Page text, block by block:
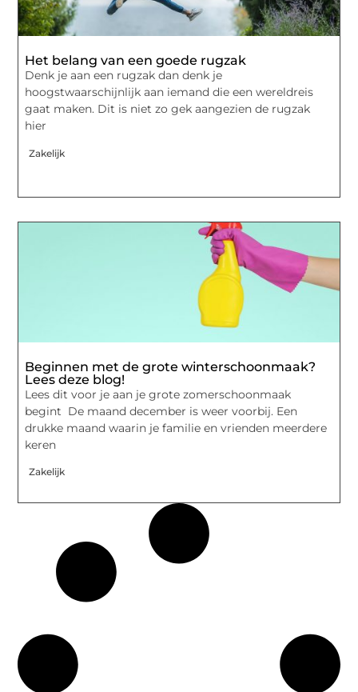
Het belang van een goede rugzak
Denk je aan een rugzak dan denk je
hoogstwaarschijnlijk aan iemand die een wereldreis
gaat maken. Dit is niet zo gek aangezien de rugzak
hier
Zakelijk
Beginnen met de grote winterschoonmaak?
Lees deze blog!
Lees dit voor je aan je grote zomerschoonmaak
begint De maand december is weer voorbij. Een
drukke maand waarin je familie en vrienden meerdere
keren
Zakelijk